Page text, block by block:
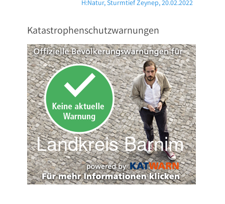
H:Natur, Sturmtief Zeynep, 20.02.2022
Katastrophenschutzwarnungen